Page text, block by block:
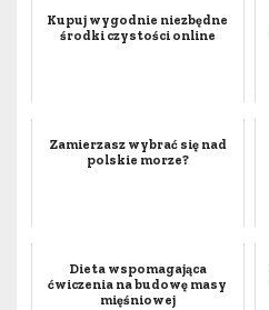
Kupuj wygodnie niezbędne
środki czystości online
Zamierzasz wybrać się nad
polskie morze?
Dieta wspomagająca
ćwiczenia na budowę masy
mięśniowej